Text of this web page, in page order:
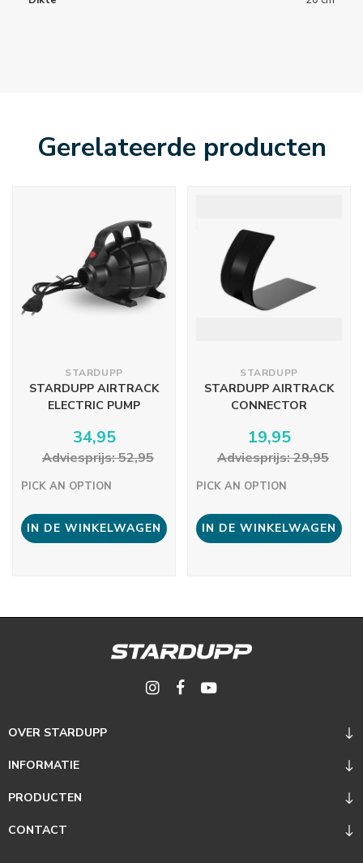
Gerelateerde producten
STARDUPP
STARDUPP AIRTRACK
ELECTRIC PUMP
34,95
Adviesprijs: 52,95
PICK AN OPTION
IN DE WINKELWAGEN
STARDUPP
STARDUPP AIRTRACK
CONNECTOR
19,95
Adviesprijs: 29,95
PICK AN OPTION
IN DE WINKELWAGEN
OVER STARDUPP
INFORMATIE
PRODUCTEN
CONTACT